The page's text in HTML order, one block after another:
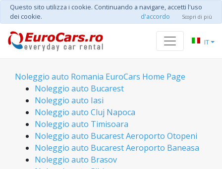
Questo sito utilizza i cookie. Continuando a navigare, accetti l'uso
dei cookie.
d'accordo Scopri di più
IT
Noleggio auto Romania EuroCars Home Page
Noleggio auto Bucarest
Noleggio auto Iasi
Noleggio auto Cluj Napoca
Noleggio auto Timisoara
Noleggio auto Bucarest Aeroporto Otopeni
Noleggio auto Bucarest Aeroporto Baneasa
Noleggio auto Brasov